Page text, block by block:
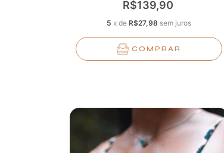
R$139,90
5 xdeR$27,98 sem juros
COMPRAR